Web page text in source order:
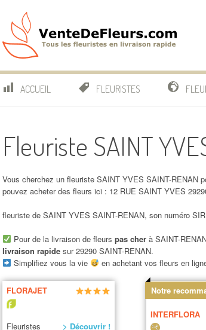
VenteDeFleurs.com
ACCUEIL FLEURISTES
Fleuriste SAINT
Vous cherchez un fleuriste SAINT YVES SAINT-RENAN
pouvez acheter des fleurs ici : 12 RUE SAINT YVES
fleuriste de SAINT YVES SAINT-RENAN, son numéro
Pour de la livraison de fleurs pas cherà SAINT-
livraison rapide sur 29290 SAINT-RENAN.
Simplifiez vous la vie
en achetant vos fleurs en
FLORAJET
Fleuristes
> Découvrir !
Notre
INTERFLORA